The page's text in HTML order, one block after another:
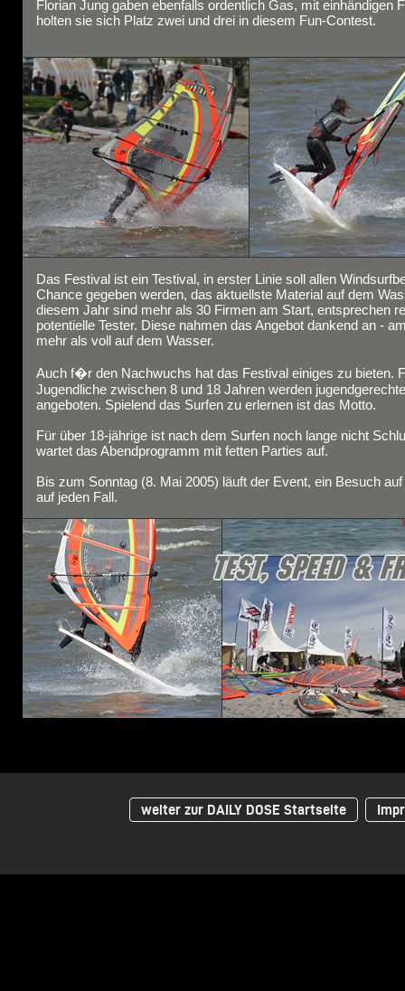
Florian Jung gaben ebenfalls ordentlich Gas, mit einhändigen
holten sie sich Platz zwei und drei in diesem Fun-Contest.
Das Festival ist ein Testival, in erster Linie soll allen
Chance gegeben werden, das aktuellste Material auf dem
diesem Jahr sind mehr als 30 Firmen am Start, entsprechen
potentielle Tester. Diese nahmen das Angebot dankend an -
mehr als voll auf dem Wasser.
Auch f�r den Nachwuchs hat das Festival einiges zu bieten.
Jugendliche zwischen 8 und 18 Jahren werden
angeboten. Spielend das Surfen zu erlernen ist das Motto.
Für über 18-jährige ist nach dem Surfen noch lange nicht
wartet das Abendprogramm mit fetten Parties auf.
Bis zum Sonntag (8. Mai 2005) läuft der Event, ein Besuch
auf jeden Fall.
weiter zur DAILY DOSE Startseite